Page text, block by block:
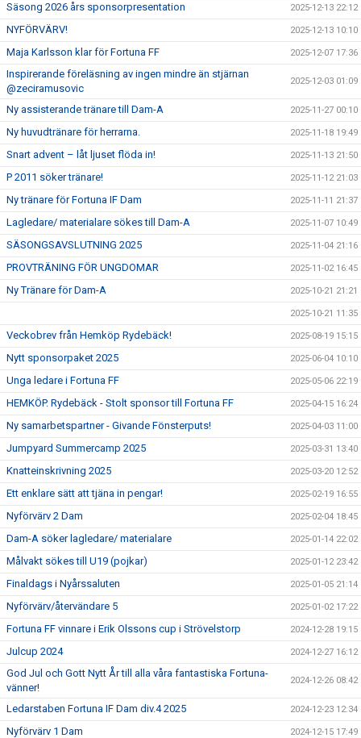
Säsong 2026 års sponsorpresentation 2025-12-13 22:12
NYFÖRVÄRV! 2025-12-13 10:10
Maja Karlsson klar för Fortuna FF 2025-12-07 17:36
Inspirerande föreläsning av ingen mindre än stjärnan
@zeciramusovic
2025-12-03 01:09
Ny assisterande tränare till Dam-A 2025-11-27 00:10
Ny huvudtränare för herrarna. 2025-11-18 19:49
Snart advent – låt ljuset flöda in! 2025-11-13 21:50
P 2011 söker tränare! 2025-11-12 21:03
Ny tränare för Fortuna IF Dam 2025-11-11 21:37
Lagledare/ materialare sökes till Dam-A 2025-11-07 10:49
SÄSONGSAVSLUTNING 2025 2025-11-04 21:16
PROVTRÄNING FÖR UNGDOMAR 2025-11-02 16:45
Ny Tränare för Dam-A 2025-10-21 21:21
2025-10-21 11:35
Veckobrev från Hemköp Rydebäck! 2025-08-19 15:15
Nytt sponsorpaket 2025 2025-06-04 10:10
Unga ledare i Fortuna FF 2025-05-06 22:19
HEMKÖP. Rydebäck - Stolt sponsor till Fortuna FF 2025-04-15 16:24
Ny samarbetspartner - Givande Fönsterputs! 2025-04-03 11:00
Jumpyard Summercamp 2025 2025-03-31 13:40
Knatteinskrivning 2025 2025-03-20 12:52
Ett enklare sätt att tjäna in pengar! 2025-02-19 16:55
Nyförvärv 2 Dam 2025-02-04 18:45
Dam-A söker lagledare/ materialare 2025-01-14 22:02
Målvakt sökes till U19 (pojkar) 2025-01-12 23:42
Finaldags i Nyårssaluten 2025-01-05 21:14
Nyförvärv/återvändare 5 2025-01-02 17:22
Fortuna FF vinnare i Erik Olssons cup i Strövelstorp 2024-12-28 19:15
Julcup 2024 2024-12-27 16:12
God Jul och Gott Nytt År till alla våra fantastiska Fortuna-
vänner!
2024-12-26 08:42
Ledarstaben Fortuna IF Dam div.4 2025 2024-12-23 12:34
Nyförvärv 1 Dam 2024-12-15 17:49